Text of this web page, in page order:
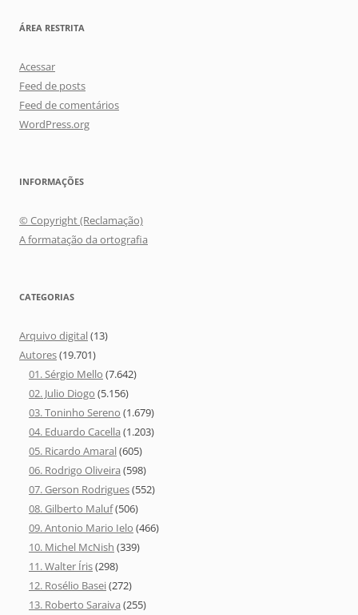
ÁREA RESTRITA
Acessar
Feed de posts
Feed de comentários
WordPress.org
INFORMAÇÕES
© Copyright (Reclamação)
A formatação da ortografia
CATEGORIAS
Arquivo digital(13)
Autores(19.701)
01. Sérgio Mello (7.642)
02. Julio Diogo (5.156)
03. Toninho Sereno (1.679)
04. Eduardo Cacella (1.203)
05. Ricardo Amaral(605)
06. Rodrigo Oliveira (598)
07. Gerson Rodrigues(552)
08. Gilberto Maluf(506)
09. Antonio Mario Ielo (466)
10. Michel McNish (339)
11. Walter Íris(298)
12. Rosélio Basei(272)
13. Roberto Saraiva (255)